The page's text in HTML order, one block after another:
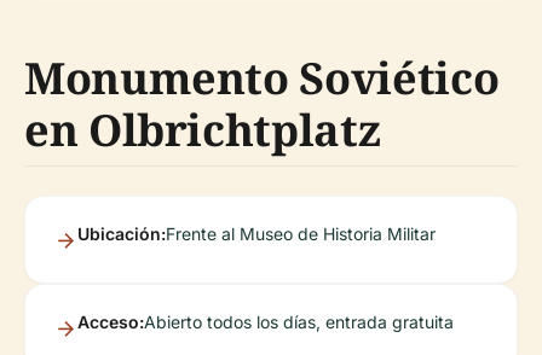
Monumento Soviético
en Olbrichtplatz
Ubicación:Frente al Museo de Historia Militar
Acceso:Abierto todos los días, entrada gratuita